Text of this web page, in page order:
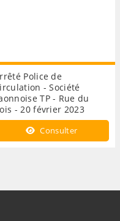
Police de
- Société
TP - Rue du
- 20 février 2023
Consulter